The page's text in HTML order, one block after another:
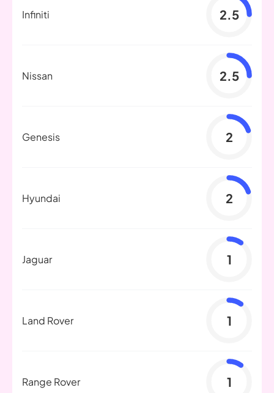
Infiniti 2.5
Nissan 2.5
Genesis 2
Hyundai 2
Jaguar 1
Land Rover 1
Range Rover 1